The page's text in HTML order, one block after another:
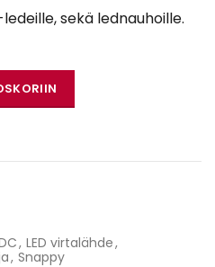
sekä lednauhoille.
12V DC määrä
, LED virtalähde,
, Snappy